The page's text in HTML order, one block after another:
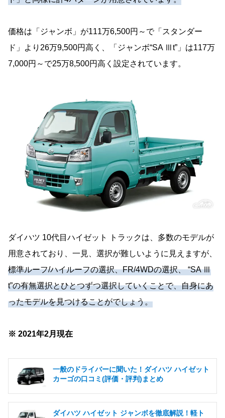
価格は「ジャンボ」が111万6,500円～で「スタンダー
ド」より26万9,500円高く、「ジャンボ“SA Ⅲt”」は117万
7,000円～で25万8,500円高く設定されています。
ダイハツ 10代目ハイゼット トラックは、多数のモデルが
用意されており、一見、選択が難しいように見えますが、
標準ルーフ/ハイルーフの選択、FR/4WDの選択、 “SA Ⅲ
t”の有無選択とひとつずつ選択していくことで、自身にあ
ったモデルを見つけることがでしょう。
※ 2021年2月現在
一般のドライバーに聞いた！ダイハツ ハイゼット
カーゴの口コミ(評価・評判)まとめ
ダイハツ ハイゼット ジャンボを徹底解説！軽ト